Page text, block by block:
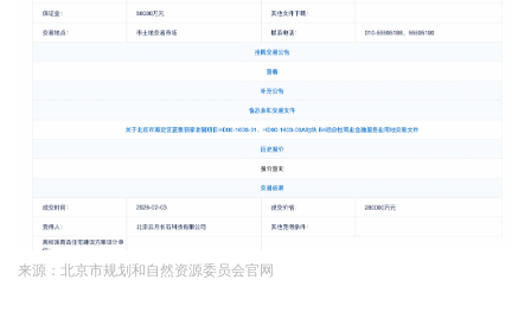
来源：北京市规划和自然资源委员会官网